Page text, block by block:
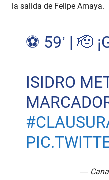
la salida de Felipe Amaya.
⚽ 59’ | 🫡
ISIDRO
—